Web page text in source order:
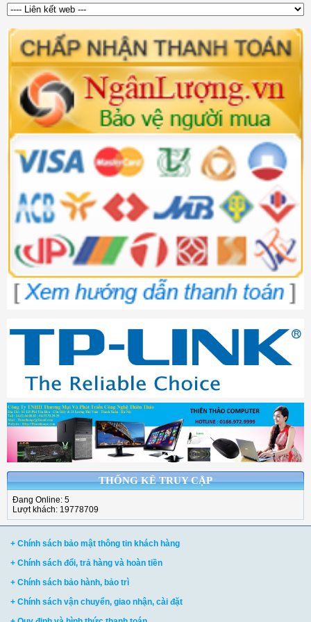
THỐNG KÊ TRUY CẬP
Đang Online: 5
Lượt khách: 19778709
+ Chính sách bảo mật thông tin khách hàng
+ Chính sách đổi, trả hàng và hoàn tiền
+ Chính sách bảo hành, bảo trì
+ Chính sách vận chuyển, giao nhận, cài đặt